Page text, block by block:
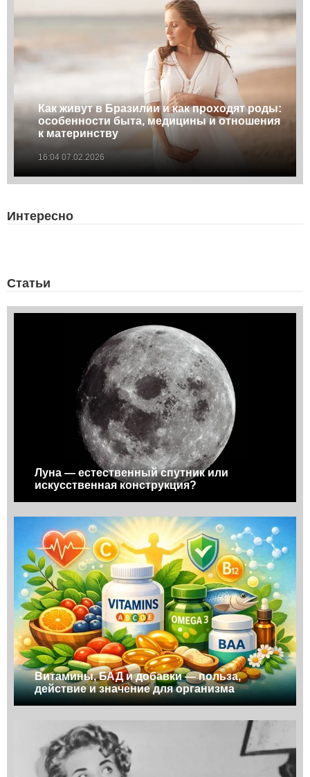
Как живут в Бразилии и как проходят роды:
особенности быта, медицины и отношения
к материнству
16:04 07.02.2026
Интересно
Статьи
Луна — естественный спутник или
искусственная конструкция?
Витамины, БАД и добавки — польза,
действие и значение для организма